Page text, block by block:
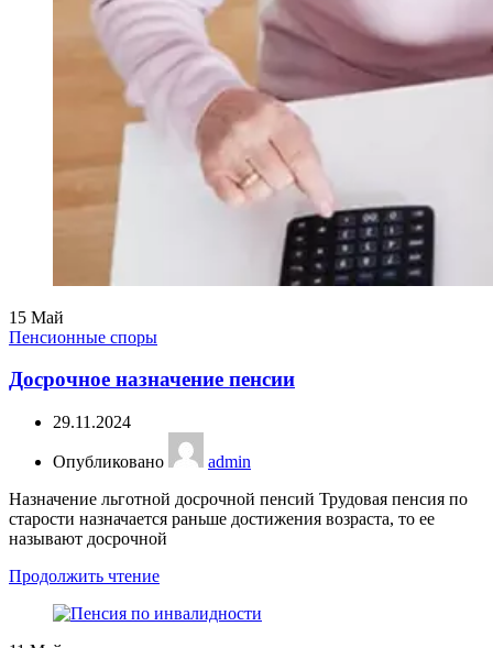
15 Май
Пенсионные споры
Досрочное назначение пенсии
29.11.2024
Опубликовано
admin
Назначение льготной досрочной пенсий Трудовая пенсия по
старости назначается раньше достижения возраста, то ее
называют досрочной
Продолжить чтение